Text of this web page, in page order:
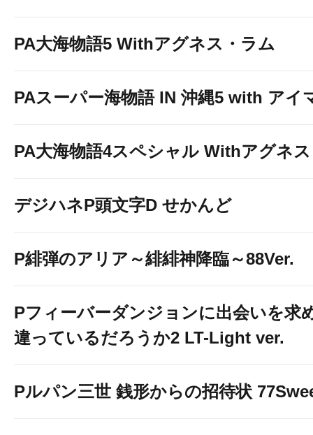
PA大海物語5 Withアグネス・ラム
PAスーパー海物語 IN 沖縄5 with アイ
PA大海物語4スペシャル Withアグネ
デジハネP頭文字D せかんど
P緋弾のアリア～緋緋神降臨～88Ver.
Pフィーバーダンジョンに出会いを求
違っているだろうか2 LT-Light ver.
Pルパン三世 銭形からの招待状